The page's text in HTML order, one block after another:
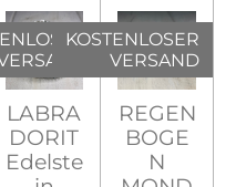
LABRA
DORIT
Edelste
KOSTENLOSER
VERSAND
REGEN
BOGE
N